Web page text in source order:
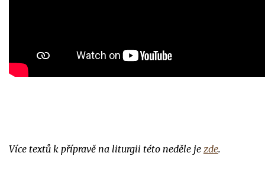
Více textů k přípravě na liturgii této neděle je zde.